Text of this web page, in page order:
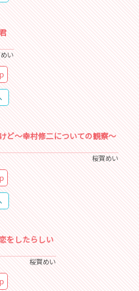
い
ど～幸村修二についての観察～
桜賀めい
をしたらしい
桜賀めい